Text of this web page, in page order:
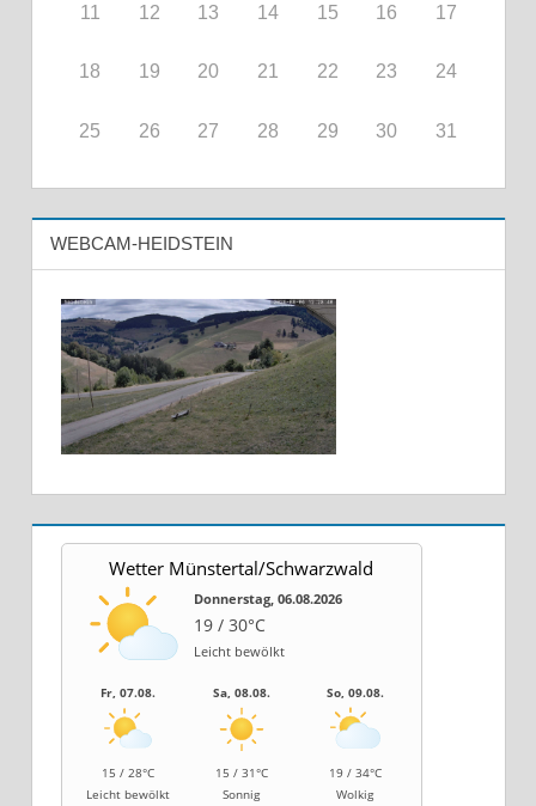
11 12 13 14 15 16 17
18 19 20 21 22 23 24
25 26 27 28 29 30 31
WEBCAM-HEIDSTEIN
Wetter Münstertal/Schwarzwald
Donnerstag, 06.08.2026
19 / 30°C
Leicht bewölkt
Fr, 07.08.
15 / 28°C
Leicht bewölkt
Sa, 08.08.
15 / 31°C
Sonnig
So, 09.08.
19 / 34°C
Wolkig